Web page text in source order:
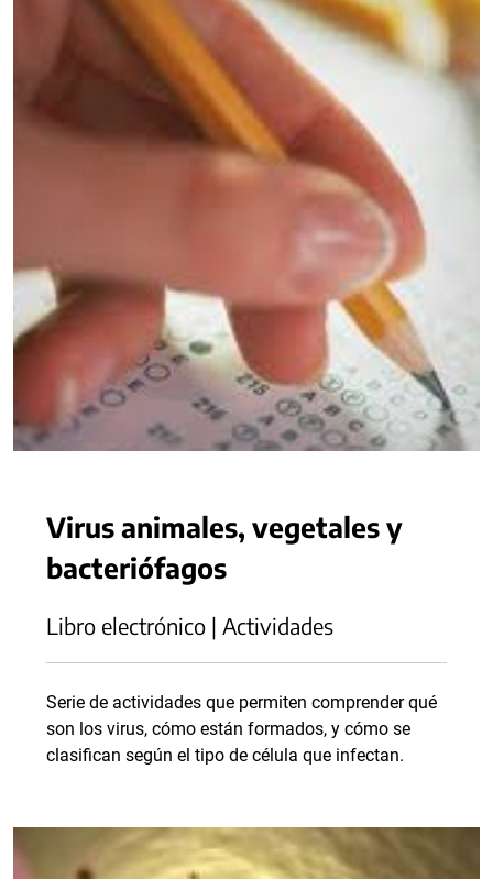
Virus animales, vegetales y
bacteriófagos
Libro electrónico | Actividades
Serie de actividades que permiten comprender qué
son los virus, cómo están formados, y cómo se
clasifican según el tipo de célula que infectan.